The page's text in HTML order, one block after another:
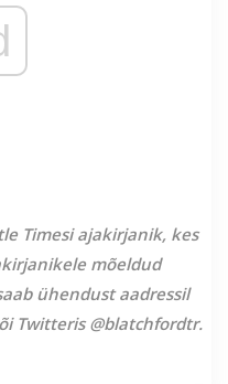
Timesi ajakirjanik, kes
mõeldud
ühendust aadressil
Twitteris @blatchfordtr.